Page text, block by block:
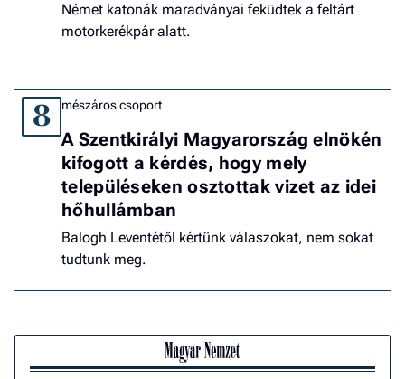
Német katonák maradványai feküdtek a feltárt
motorkerékpár alatt.
8 mészáros csoport
A Szentkirályi Magyarország elnökén
kifogott a kérdés, hogy mely
településeken osztottak vizet az idei
hőhullámban
Balogh Leventétől kértünk válaszokat, nem sokat
tudtunk meg.